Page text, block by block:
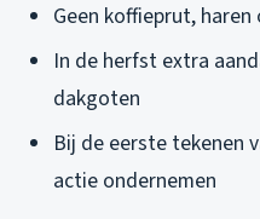
Geen koffieprut,
In de herfst extra
dakgoten
Bij de eerste tekenen
actie ondernemen